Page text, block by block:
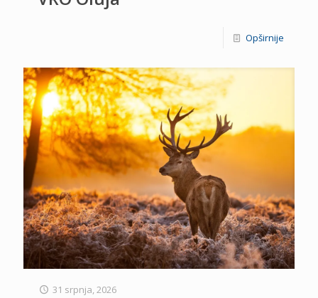
Opširnije
31 srpnja, 2026